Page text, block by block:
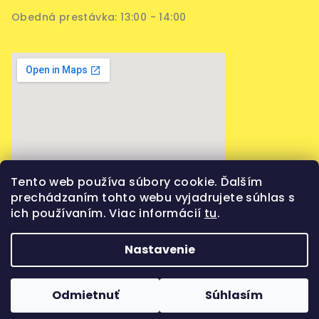
Tento web používa súbory cookie. Ďalším
prechádzaním tohto webu vyjadrujete súhlas s
ich používaním. Viac informácií tu.
Nastavenie
Odmietnuť Súhlasím
Obedná prestávka: 13:00 - 14:00
Vaporama . Všetky práva vyhradené.
Upraviť nastavenie cookies
Vytvoril Shoptet